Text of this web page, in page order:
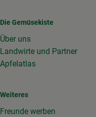
Die Gemüsekiste
Über uns
Landwirte und Partner
Apfelatlas
Weiteres
Freunde werben